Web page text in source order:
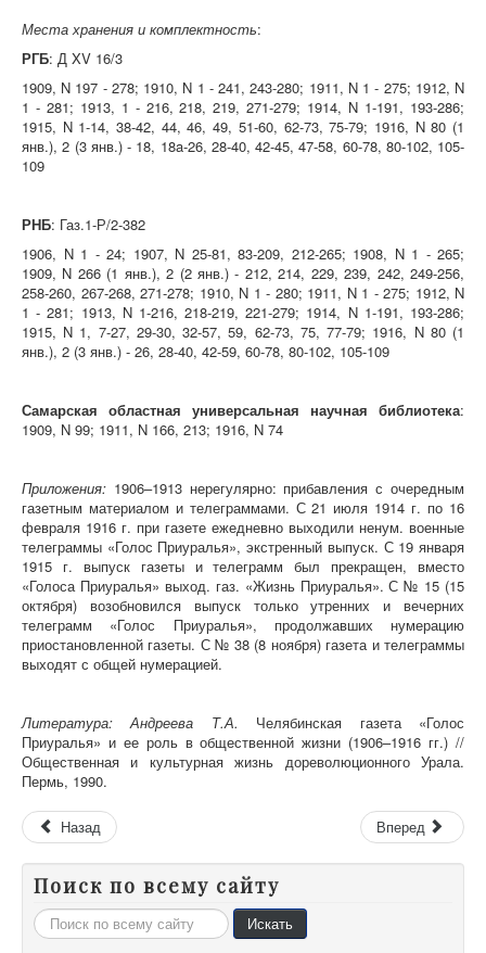
Места хранения и комплектность:
РГБ: Д XV 16/3
1909, N 197 - 278; 1910, N 1 - 241, 243-280; 1911, N 1 - 275; 1912, N
1 - 281; 1913, 1 - 216, 218, 219, 271-279; 1914, N 1-191, 193-286;
1915, N 1-14, 38-42, 44, 46, 49, 51-60, 62-73, 75-79; 1916, N 80 (1
янв.), 2 (3 янв.) - 18, 18a-26, 28-40, 42-45, 47-58, 60-78, 80-102, 105-
109
РНБ: Газ.1-Р/2-382
1906, N 1 - 24; 1907, N 25-81, 83-209, 212-265; 1908, N 1 - 265;
1909, N 266 (1 янв.), 2 (2 янв.) - 212, 214, 229, 239, 242, 249-256,
258-260, 267-268, 271-278; 1910, N 1 - 280; 1911, N 1 - 275; 1912, N
1 - 281; 1913, N 1-216, 218-219, 221-279; 1914, N 1-191, 193-286;
1915, N 1, 7-27, 29-30, 32-57, 59, 62-73, 75, 77-79; 1916, N 80 (1
янв.), 2 (3 янв.) - 26, 28-40, 42-59, 60-78, 80-102, 105-109
Самарская областная универсальная научная библиотека:
1909, N 99; 1911, N 166, 213; 1916, N 74
Приложения: 1906–1913 нерегулярно: прибавления с очередным
газетным материалом и телеграммами. С 21 июля 1914 г. по 16
февраля 1916 г. при газете ежедневно выходили ненум. военные
телеграммы «Голос Приуралья», экстренный выпуск. С 19 января
1915 г. выпуск газеты и телеграмм был прекращен, вместо
«Голоса Приуралья» выход. газ. «Жизнь Приуралья». С № 15 (15
октября) возобновился выпуск только утренних и вечерних
телеграмм «Голос Приуралья», продолжавших нумерацию
приостановленной газеты. С № 38 (8 ноября) газета и телеграммы
выходят с общей нумерацией.
Литература: Андреева Т.А. Челябинская газета «Голос
Приуралья» и ее роль в общественной жизни (1906–1916 гг.) //
Общественная и культурная жизнь дореволюционного Урала.
Пермь, 1990.
Назад Вперед
Поиск по всему сайту
Искать... Искать